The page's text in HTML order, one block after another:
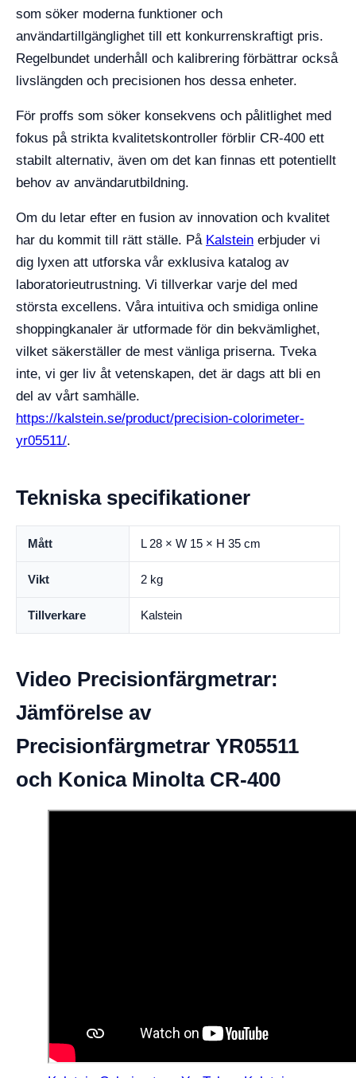
som söker moderna funktioner och
användartillgänglighet till ett konkurrenskraftigt pris.
Regelbundet underhåll och kalibrering förbättrar också
livslängden och precisionen hos dessa enheter.
För proffs som söker konsekvens och pålitlighet med
fokus på strikta kvalitetskontroller förblir CR-400 ett
stabilt alternativ, även om det kan finnas ett potentiellt
behov av användarutbildning.
Om du letar efter en fusion av innovation och kvalitet
har du kommit till rätt ställe. På Kalstein erbjuder vi
dig lyxen att utforska vår exklusiva katalog av
laboratorieutrustning. Vi tillverkar varje del med
största excellens. Våra intuitiva och smidiga online
shoppingkanaler är utformade för din bekvämlighet,
vilket säkerställer de mest vänliga priserna. Tveka
inte, vi ger liv åt vetenskapen, det är dags att bli en
del av vårt samhälle.
https://kalstein.se/product/precision-colorimeter-
yr05511/.
Tekniska specifikationer
Mått L 28 × W 15 × H 35 cm
Vikt 2 kg
Tillverkare Kalstein
Video Precisionfärgmetrar:
Jämförelse av
Precisionfärgmetrar YR05511
och Konica Minolta CR-400